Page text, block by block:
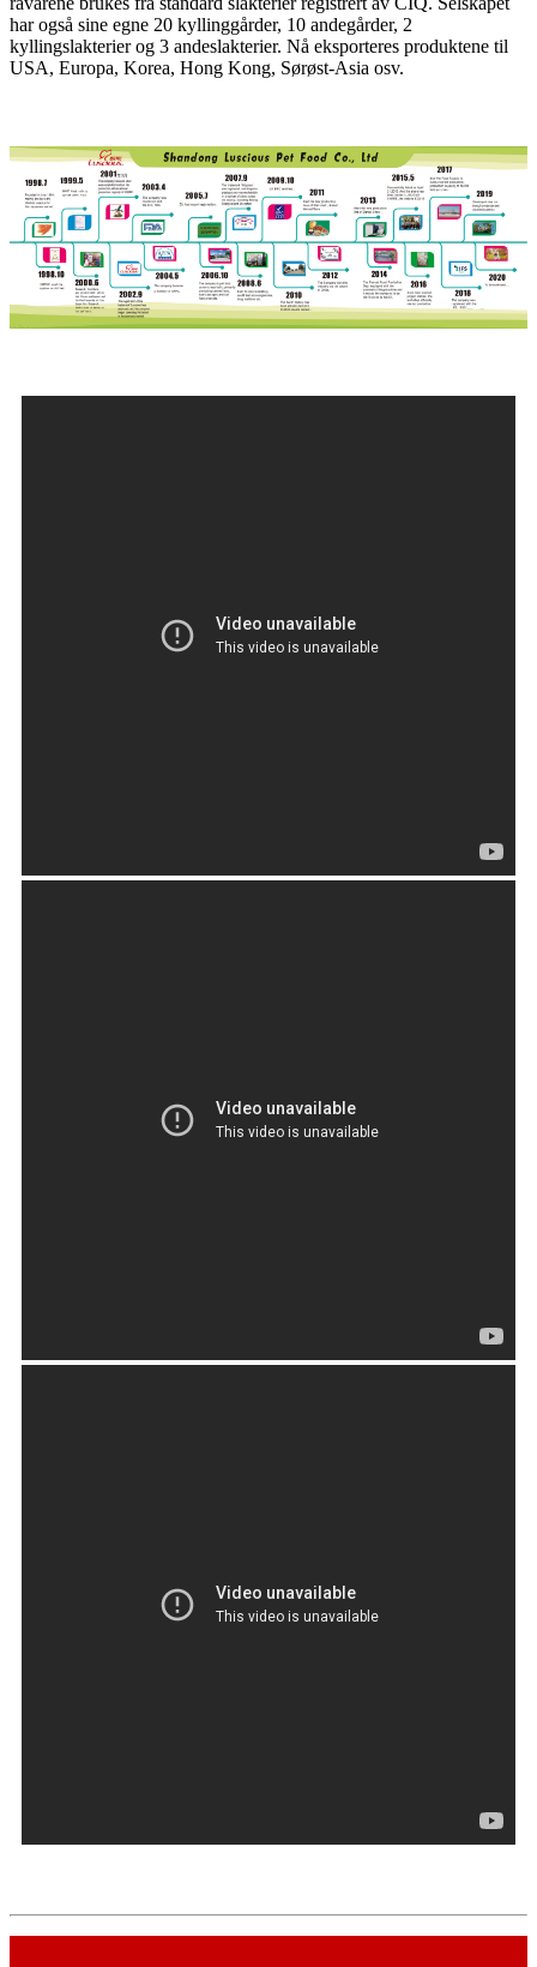
har også sine egne 20 kyllinggårder, 10 andegårder, 2
kyllingslakterier og 3 andeslakterier. Nå eksporteres produktene til
USA, Europa, Korea, Hong Kong, Sørøst-Asia osv.